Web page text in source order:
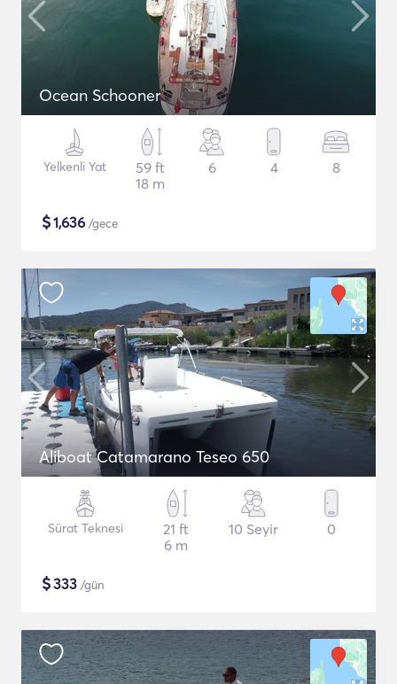
Ocean Schooner
Yelkenli Yat
59 ft
18 m
6 4 8
$1,636 /gece
Aliboat Catamarano Teseo 650
Sürat Teknesi
21 ft
6 m
10 Seyir 0
$333 /gün